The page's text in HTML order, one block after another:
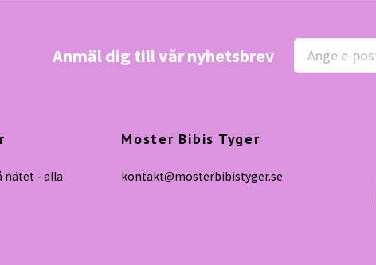
Anmäl dig till vår nyhetsbrev
nätet - alla
Moster Bibis Tyger
kontakt@mosterbibistyger.se